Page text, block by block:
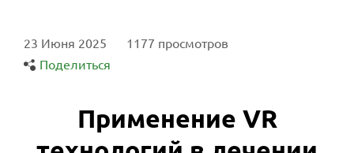
23 Июня 2025
1177 просмотров
Поделиться
Применение VR